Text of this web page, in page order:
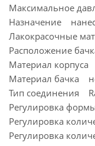
Максимальное
Назначение
Лакокрасочные
Расположение
Материал
Материал бачка
Тип соединения
Регулировка
Регулировка
Регулировка